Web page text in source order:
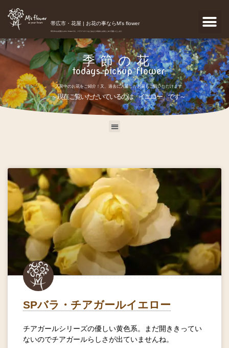
帯広市・花屋 | お花の事ならM's flower
帯広市のお花屋さんM's flowerです。フラワーギフトなどあなたの気持ちを真心こめて宅配いたします。
季節の花
todays pickup flower
入荷中のお花をご紹介！又、過去に入荷したお花もご覧いただけます
～現在ご覧いただいているのは「イエロー」です～
SPバラ・チアガールイエロー
チアガールシリーズの優しい黄色系。まだ開ききってい
ないのでチアガールらしさが出ていませんね。